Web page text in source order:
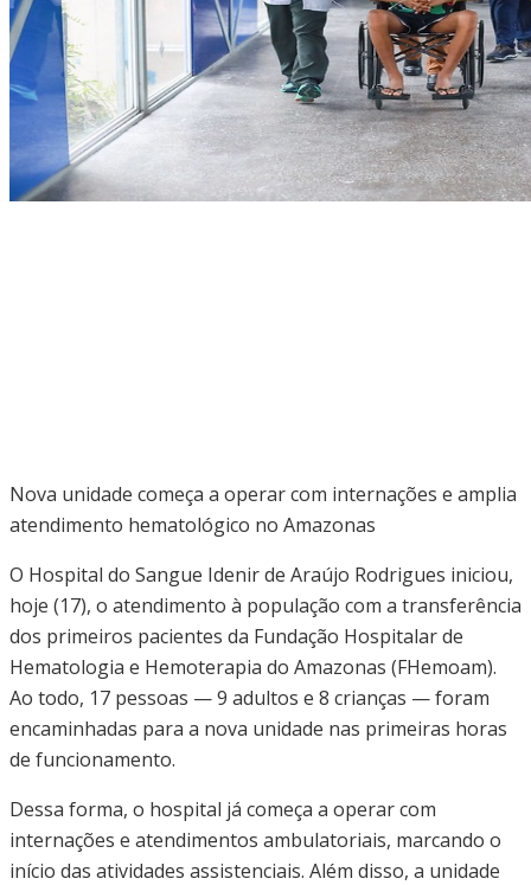
Nova unidade começa a operar com internações e amplia
atendimento hematológico no Amazonas
O Hospital do Sangue Idenir de Araújo Rodrigues iniciou,
hoje (17), o atendimento à população com a transferência
dos primeiros pacientes da Fundação Hospitalar de
Hematologia e Hemoterapia do Amazonas (FHemoam).
Ao todo, 17 pessoas — 9 adultos e 8 crianças — foram
encaminhadas para a nova unidade nas primeiras horas
de funcionamento.
Dessa forma, o hospital já começa a operar com
internações e atendimentos ambulatoriais, marcando o
início das atividades assistenciais. Além disso, a unidade